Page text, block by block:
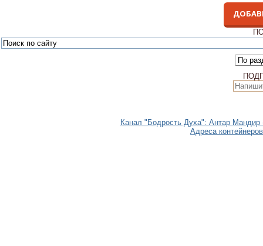
Канал "Бодрость Духа": Антар Мандир
Адреса